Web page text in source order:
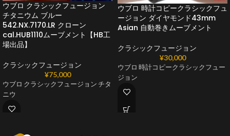
ウブロ クラシックフュージョン
チタニウム ブルー
542.NX.7170.LR クローン
cal.HUB1110ムーブメント【HB工
場出品】
クラシックフュージョン
¥75,000
ウブロ クラシックフュージョン チタ
ニウ
ウブロ 時計コピークラシックフュ
ージョン ダイヤモンド43mm
Asian 自動巻きムーブメント
クラシックフュージョン
¥30,000
ウブロ 時計コピークラシックフュー
ジョン